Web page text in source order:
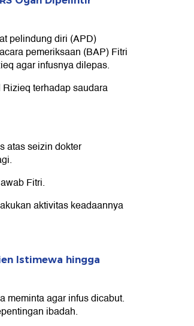
pelindung diri (APD)
pemeriksaan (BAP) Fitri
agar infusnya dilepas.
terhadap saudara
atas seizin dokter
Fitri.
aktivitas keadaannya
Istimewa hingga
meminta agar infus dicabut.
ibadah.